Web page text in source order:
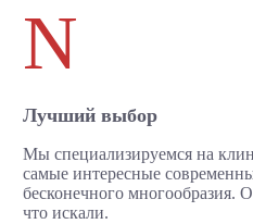
N
Лучший выбор
Мы специализируемся на
самые интересные
бесконечного многообразия.
что искали.